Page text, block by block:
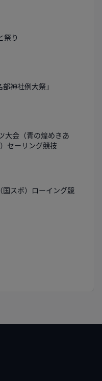
祭り
神社例大祭」
大会（青の煌めきあ
セーリング競技
国スポ）ローイング競